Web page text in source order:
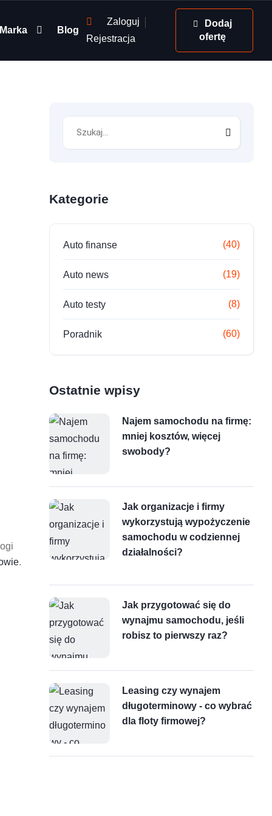
Blog
Zaloguj
Rejestracja
Dodaj
ofertę
.
Kategorie
Auto finanse (40)
Auto news (19)
Auto testy (8)
Poradnik (60)
Ostatnie wpisy
Najem samochodu na firmę:
mniej kosztów, więcej
swobody?
Jak organizacje i firmy
wykorzystują wypożyczenie
samochodu w codziennej
działalności?
Jak przygotować się do
wynajmu samochodu, jeśli
robisz to pierwszy raz?
Leasing czy wynajem
długoterminowy - co wybrać
dla floty firmowej?